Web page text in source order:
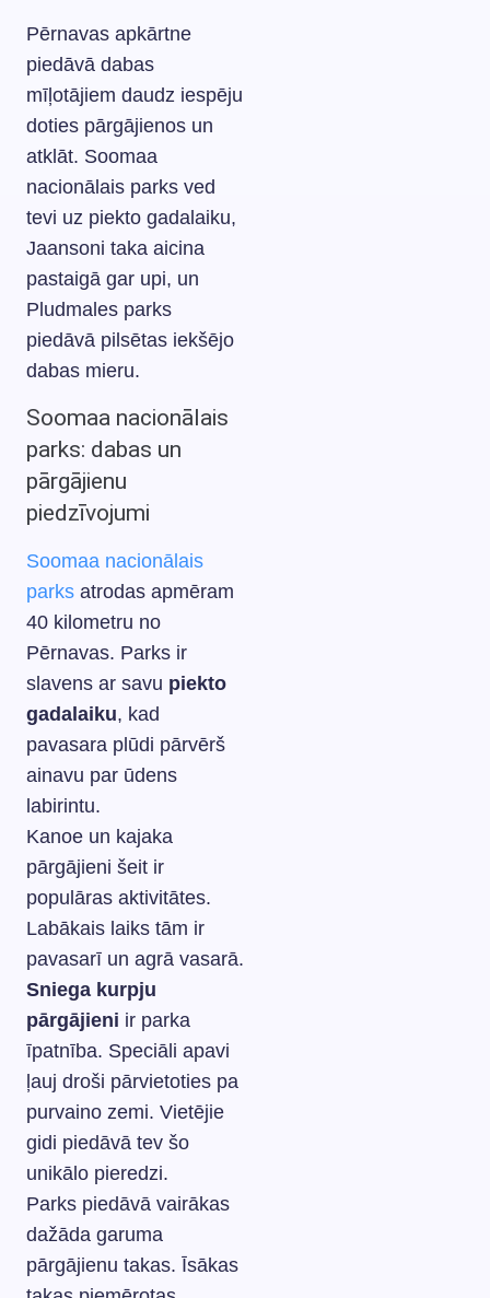
Pērnavas apkārtne
piedāvā dabas
mīļotājiem daudz iespēju
doties pārgājienos un
atklāt. Soomaa
nacionālais parks ved
tevi uz piekto gadalaiku,
Jaansoni taka aicina
pastaigā gar upi, un
Pludmales parks
piedāvā pilsētas iekšējo
dabas mieru.
Soomaa nacionālais
parks: dabas un
pārgājienu
piedzīvojumi
Soomaa nacionālais
parks atrodas apmēram
40 kilometru no
Pērnavas. Parks ir
slavens ar savu piekto
gadalaiku, kad
pavasara plūdi pārvērš
ainavu par ūdens
labirintu.
Kanoe un kajaka
pārgājieni šeit ir
populāras aktivitātes.
Labākais laiks tām ir
pavasarī un agrā vasarā.
Sniega kurpju
pārgājieni ir parka
īpatnība. Speciāli apavi
ļauj droši pārvietoties pa
purvaino zemi. Vietējie
gidi piedāvā tev šo
unikālo pieredzi.
Parks piedāvā vairākas
dažāda garuma
pārgājienu takas. Īsākas